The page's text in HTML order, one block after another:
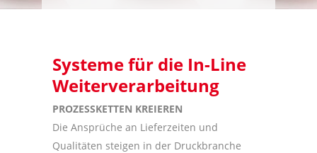
Systeme für die In-Line
Weiterverarbeitung
PROZESSKETTEN KREIEREN
Die Ansprüche an Lieferzeiten und
Qualitäten steigen in der Druckbranche